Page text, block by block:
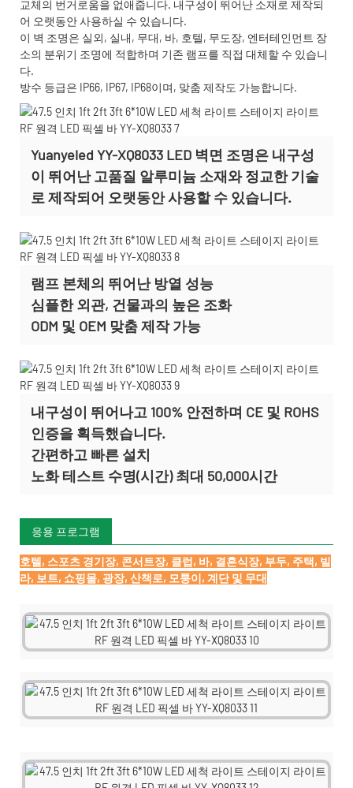
교체의 번거로움을 없애줍니다. 내구성이 뛰어난 소재로 제작되
어 오랫동안 사용하실 수 있습니다.
이 벽 조명은 실외, 실내, 무대, 바, 호텔, 무도장, 엔터테인먼트 장
소의 분위기 조명에 적합하며 기존 램프를 직접 대체할 수 있습니
다.
방수 등급은 IP66, IP67, IP68이며, 맞춤 제작도 가능합니다.
Yuanyeled YY-XQ8033 LED 벽면 조명은 내구성
이 뛰어난 고품질 알루미늄 소재와 정교한 기술
로 제작되어 오랫동안 사용할 수 있습니다.
램프 본체의 뛰어난 방열 성능
심플한 외관, 건물과의 높은 조화
ODM 및 OEM 맞춤 제작 가능
내구성이 뛰어나고 100% 안전하며 CE 및 ROHS
인증을 획득했습니다.
간편하고 빠른 설치
노화 테스트 수명(시간) 최대 50,000시간
응용 프로그램
호텔, 스포츠 경기장, 콘서트장, 클럽, 바, 결혼식장, 부두, 주택, 빌
라, 보트, 쇼핑몰, 광장, 산책로, 모퉁이, 계단 및 무대